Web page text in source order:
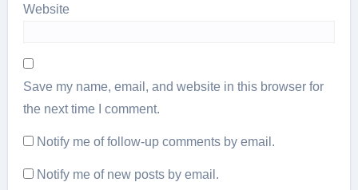
Website
Save my name, email, and website in this browser for
the next time I comment.
Notify me of follow-up comments by email.
Notify me of new posts by email.